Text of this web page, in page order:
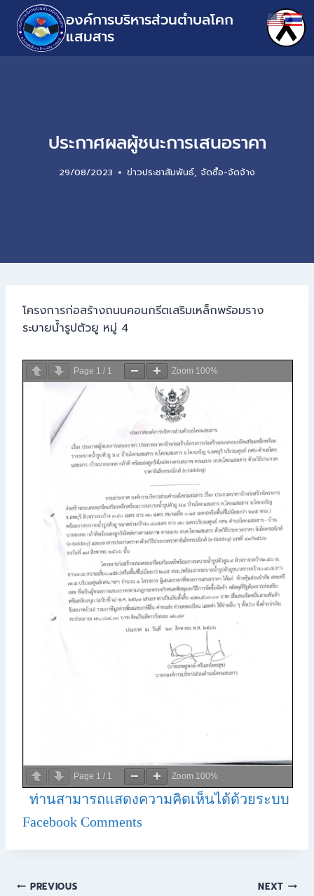
องค์การบริหารส่วนตำบลโคก
แสมสาร
ประกาศผลผู้ชนะการเสนอราคา
29/08/2023 ข่าวประชาสัมพันธ์, จัดซื้อ-จัดจ้าง
โครงการก่อสร้างถนนคอนกรีตเสริมเหล็กพร้อมราง
ระบายน้ำรูปตัวยู หมู่ 4
Page 1 / 1 Zoom 100%
Page 1 / 1 Zoom 100%
ท่านสามารถแสดงความคิดเห็นได้ด้วยระบบ
Facebook Comments
PREVIOUS NEXT